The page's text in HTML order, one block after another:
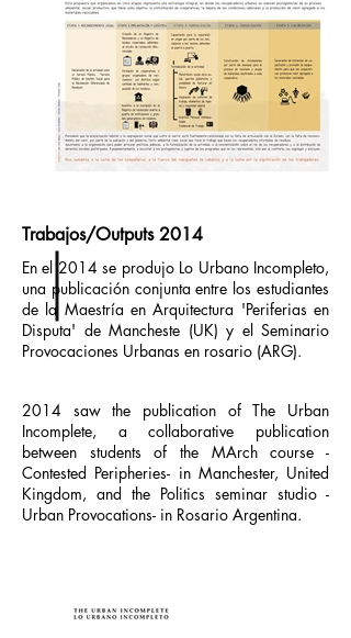
Trabajos/Outputs 2014
En el 2014 se produjo Lo Urbano Incompleto,
una publicación conjunta entre los estudiantes
de la Maestría en Arquitectura 'Periferias en
Disputa' de Mancheste (UK) y el Seminario
Provocaciones Urbanas en rosario (ARG).
2014 saw the publication of The Urban
Incomplete, a collaborative publication
between students of the MArch course -
Contested Peripheries- in Manchester, United
Kingdom, and the Politics seminar studio -
Urban Provocations- in Rosario Argentina.